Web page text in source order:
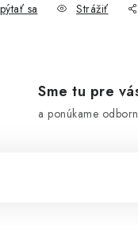
sa Strážiť
Sme tu pre
a ponúkame